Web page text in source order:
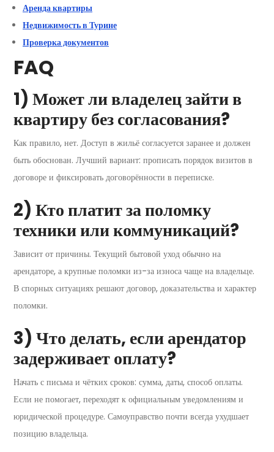
Аренда квартиры
Недвижимость в Турине
Проверка документов
FAQ
1) Может ли владелец зайти в
квартиру без согласования?
Как правило, нет. Доступ в жильё согласуется заранее и должен
быть обоснован. Лучший вариант: прописать порядок визитов в
договоре и фиксировать договорённости в переписке.
2) Кто платит за поломку
техники или коммуникаций?
Зависит от причины. Текущий бытовой уход обычно на
арендаторе, а крупные поломки из-за износа чаще на владельце.
В спорных ситуациях решают договор, доказательства и характер
поломки.
3) Что делать, если арендатор
задерживает оплату?
Начать с письма и чётких сроков: сумма, даты, способ оплаты.
Если не помогает, переходят к официальным уведомлениям и
юридической процедуре. Самоуправство почти всегда ухудшает
позицию владельца.